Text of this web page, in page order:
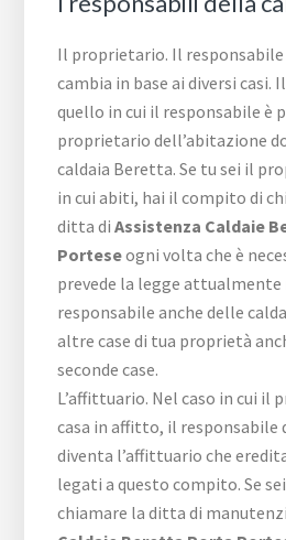
Il proprietario. Il responsabile
cambia in base ai diversi casi.
quello in cui il responsabile è
proprietario dell’abitazione
caldaia Beretta. Se tu sei il
in cui abiti, hai il compito di
ditta diAssistenza Caldaie
Porteseogni volta che è
prevede la legge attualmente
responsabile anche delle
altre case di tua proprietà
seconde case.
L’affittuario. Nel caso in cui il
casa in affitto, il responsabile
diventa l’affittuario che
legati a questo compito. Se
chiamare la ditta di